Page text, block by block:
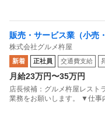
販売・サービス業（小売
株式会社グルメ杵屋
新着 正社員 交通費支給
月給23万円〜35万円
店長候補：グルメ杵屋レスト
業務をお願いします。 ▼仕事